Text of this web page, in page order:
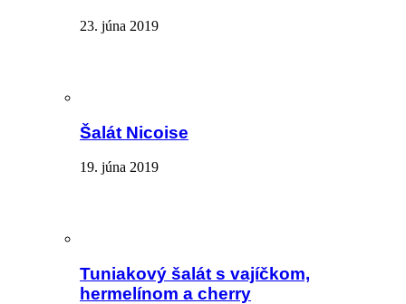
23. júna 2019
Šalát Nicoise
19. júna 2019
Tuniakový šalát s vajíčkom,
hermelínom a cherry